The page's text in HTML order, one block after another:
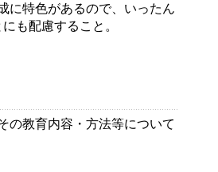
に特色があるので、いったん
も配慮すること。
の教育内容・方法等について